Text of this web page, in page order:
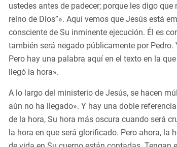
ustedes antes de padecer; porque les digo
reino de Dios”». Aquí vemos que Jesús está
consciente de Su inminente ejecución. Él es
también será negado públicamente por
Pero hay una palabra aquí en el texto en la
llegó la hora».
A lo largo del ministerio de Jesús, se hacen
aún no ha llegado». Y hay una doble
de la hora, Su hora más oscura cuando será
la hora en que será glorificado. Pero ahora, la